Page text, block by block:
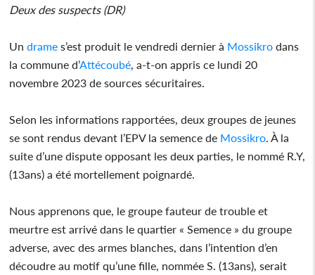
Deux des suspects (DR)
Undrame s’est produit le vendredi dernier à Mossikro dans
la commune d’Attécoubé , a-t-on appris ce lundi 20
novembre 2023 de sources sécuritaires.
Selon les informations rapportées, deux groupes de jeunes
se sont rendus devant l’EPV la semence de Mossikro . À la
suite d’une dispute opposant les deux parties, le nommé R.Y,
(13ans) a été mortellement poignardé.
Nous apprenons que, le groupe fauteur de trouble et
meurtre est arrivé dans le quartier « Semence » du groupe
adverse, avec des armes blanches, dans l’intention d’en
découdre au motif qu’une fille, nommée S. (13ans), serait